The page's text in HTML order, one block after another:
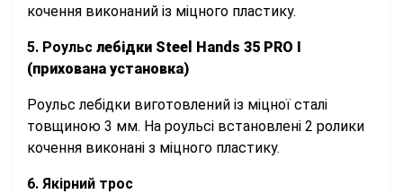
кочення виконаний із міцного пластику.
5. Роульс лебідки Steel Hands 35 PRO I
(прихована установка)
Роульс лебідки виготовлений із міцної сталі
товщиною 3 мм. На роульсі встановлені 2 ролики
кочення виконані з міцного пластику.
6. Якірний трос